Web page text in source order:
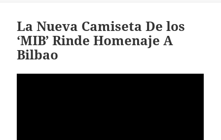
La Nueva Camiseta De los
‘MIB’ Rinde Homenaje A
Bilbao